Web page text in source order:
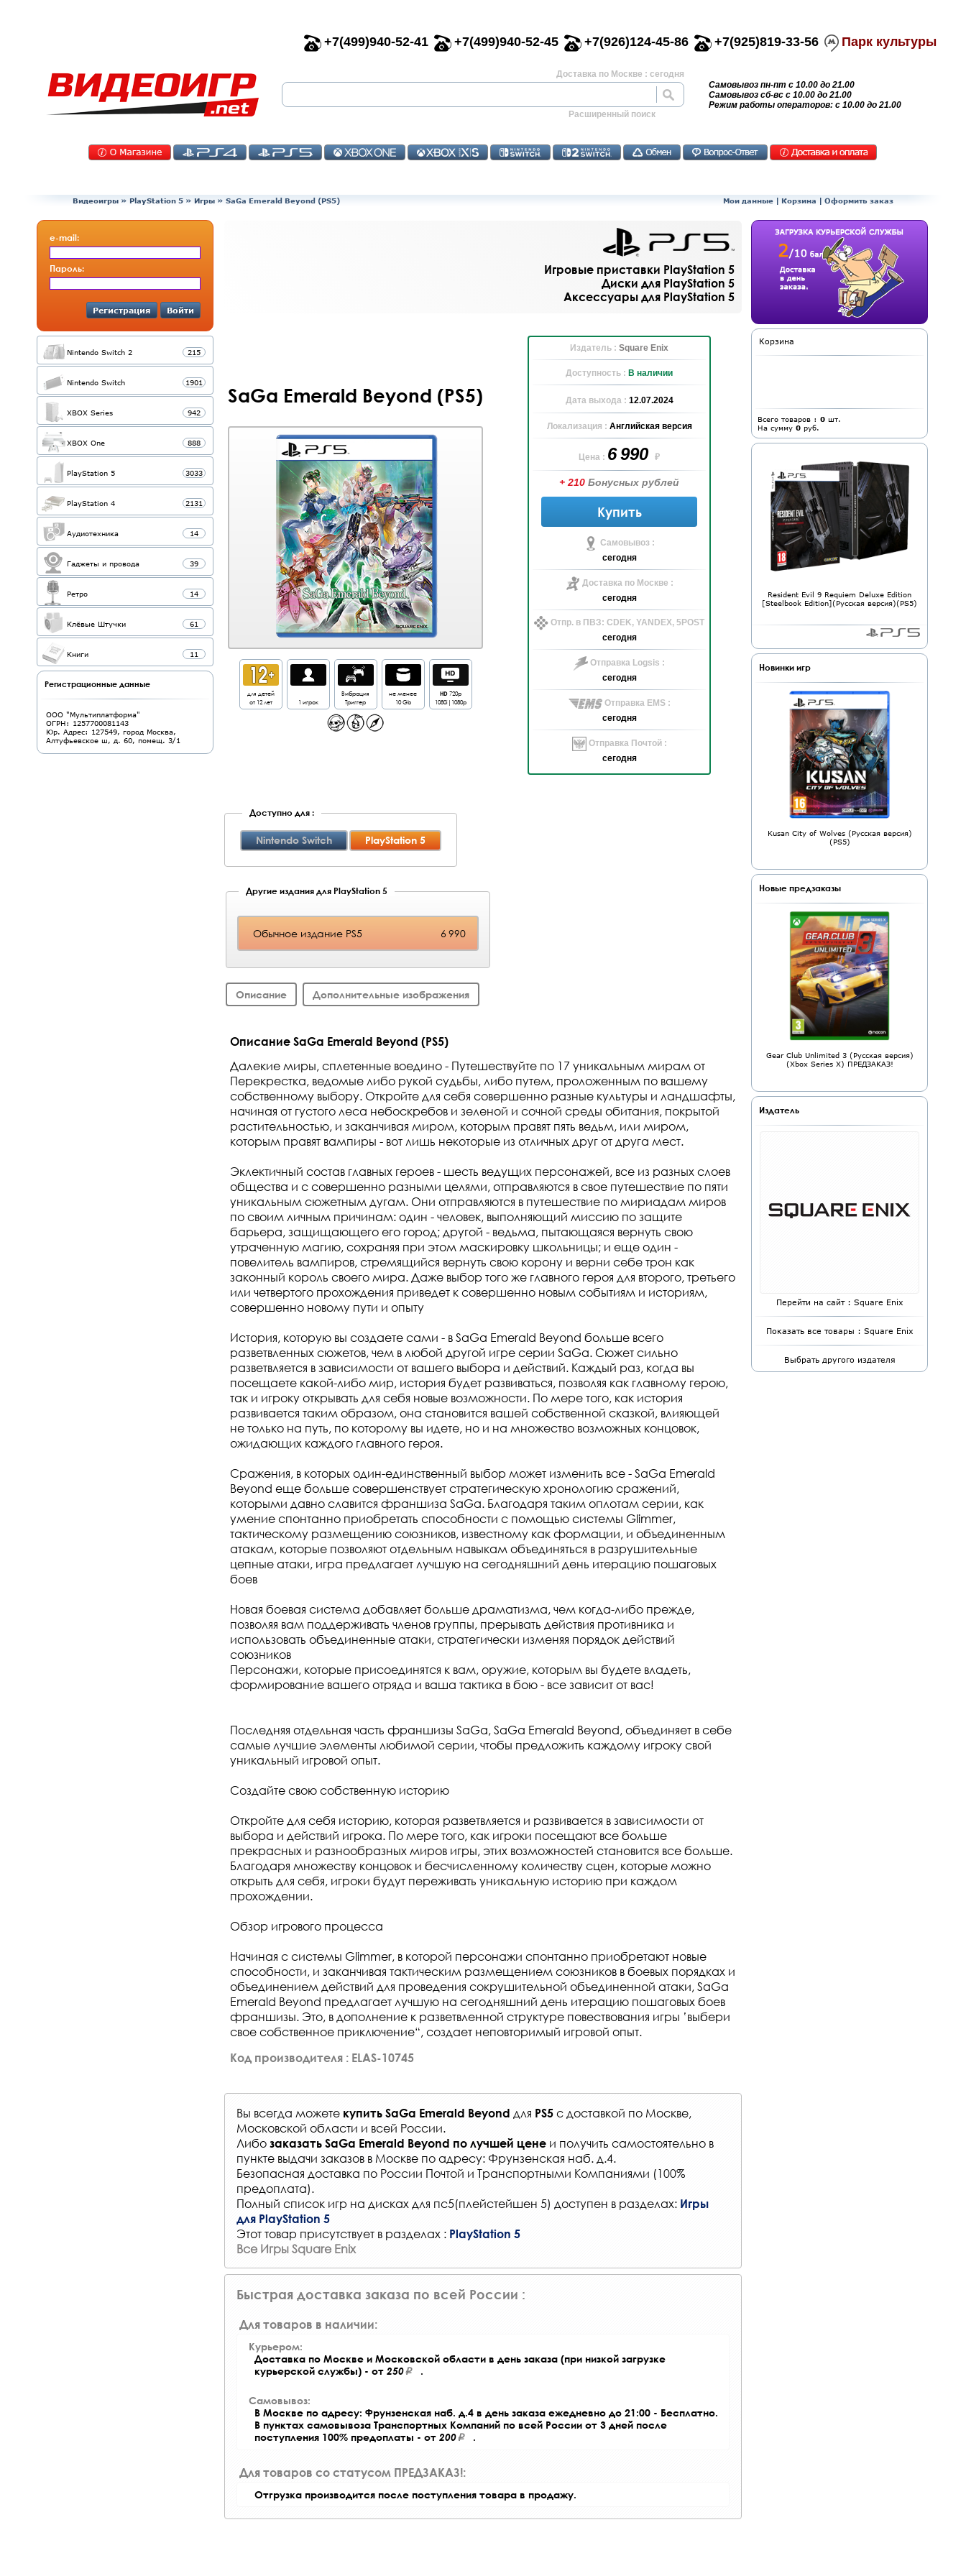
+7(499)940-52-41 +7(499)940-52-45 +7(926)124-45-86 +7(925)819-33-56 Парк культуры
Доставка по Москве : сегодня
Расширенный поиск
Самовывоз пн-пт с 10.00 до 21.00
Самовывоз сб-вс с 10.00 до 21.00
Режим работы операторов: с 10.00 до 21.00
Видеоигры » PlayStation 5 » Игры » SaGa Emerald Beyond (PS5) Мои данные | Корзина | Оформить заказ
e-mail:
Пароль:
Регистрация Войти
Nintendo Switch 2 215
Nintendo Switch 1901
XBOX Series 942
XBOX One 888
PlayStation 5 3033
PlayStation 4 2131
Аудиотехника 14
Гаджеты и провода 39
Ретро 14
Клёвые Штучки 61
Книги 11
Регистрационные данные
ООО "Мультиплатформа"
ОГРН: 1257700081143
Юр. Адрес: 127549, город Москва,
Алтуфьевское ш, д. 60, помещ. 3/1
Игровые приставки PlayStation 5
Диски для PlayStation 5
Аксессуары для PlayStation 5
SaGa Emerald Beyond (PS5)
для детей
от 12 лет
1 игрок
Вибрация
Триггер
не менее
10 Gb
HD720p
1080i|1080p
Издатель : Square Enix
Доступность : В наличии
Дата выхода : 12.07.2024
Локализация : Английская версия
Цена : 6 990 ₽
+ 210 Бонусных рублей
Купить
Самовывоз :
сегодня
Доставка по Москве :
сегодня
Отпр. в ПВЗ: CDEK, YANDEX, 5POST
сегодня
Отправка Logsis :
сегодня
Отправка EMS :
сегодня
Отправка Почтой :
сегодня
Доступно для :
Nintendo Switch PlayStation 5
Другие издания для PlayStation 5
Обычное издание PS5 6 990
Описание Дополнительные изображения
Описание SaGa Emerald Beyond (PS5)
Далекие миры, сплетенные воедино - Путешествуйте по 17 уникальным мирам от
Перекрестка, ведомые либо рукой судьбы, либо путем, проложенным по вашему
собственному выбору. Откройте для себя совершенно разные культуры и ландшафты,
начиная от густого леса небоскребов и зеленой и сочной среды обитания, покрытой
растительностью, и заканчивая миром, которым правят пять ведьм, или миром,
которым правят вампиры - вот лишь некоторые из отличных друг от друга мест.
Эклектичный состав главных героев - шесть ведущих персонажей, все из разных слоев
общества и с совершенно разными целями, отправляются в свое путешествие по пяти
уникальным сюжетным дугам. Они отправляются в путешествие по мириадам миров
по своим личным причинам: один - человек, выполняющий миссию по защите
барьера, защищающего его город; другой - ведьма, пытающаяся вернуть свою
утраченную магию, сохраняя при этом маскировку школьницы; и еще один -
повелитель вампиров, стремящийся вернуть свою корону и верни себе трон как
законный король своего мира. Даже выбор того же главного героя для второго, третьего
или четвертого прохождения приведет к совершенно новым событиям и историям,
совершенно новому пути и опыту
История, которую вы создаете сами - в SaGa Emerald Beyond больше всего
разветвленных сюжетов, чем в любой другой игре серии SaGa. Сюжет сильно
разветвляется в зависимости от вашего выбора и действий. Каждый раз, когда вы
посещаете какой-либо мир, история будет развиваться, позволяя как главному герою,
так и игроку открывать для себя новые возможности. По мере того, как история
развивается таким образом, она становится вашей собственной сказкой, влияющей
не только на путь, по которому вы идете, но и на множество возможных концовок,
ожидающих каждого главного героя.
Сражения, в которых один-единственный выбор может изменить все - SaGa Emerald
Beyond еще больше совершенствует стратегическую хронологию сражений,
которыми давно славится франшиза SaGa. Благодаря таким оплотам серии, как
умение спонтанно приобретать способности с помощью системы Glimmer,
тактическому размещению союзников, известному как формации, и объединенным
атакам, которые позволяют отдельным навыкам объединяться в разрушительные
цепные атаки, игра предлагает лучшую на сегодняшний день итерацию пошаговых
боев
Новая боевая система добавляет больше драматизма, чем когда-либо прежде,
позволяя вам поддерживать членов группы, прерывать действия противника и
использовать объединенные атаки, стратегически изменяя порядок действий
союзников
Персонажи, которые присоединятся к вам, оружие, которым вы будете владеть,
формирование вашего отряда и ваша тактика в бою - все зависит от вас!
Последняя отдельная часть франшизы SaGa, SaGa Emerald Beyond, объединяет в себе
самые лучшие элементы любимой серии, чтобы предложить каждому игроку свой
уникальный игровой опыт.
Создайте свою собственную историю
Откройте для себя историю, которая разветвляется и развивается в зависимости от
выбора и действий игрока. По мере того, как игроки посещают все больше
прекрасных и разнообразных миров игры, этих возможностей становится все больше.
Благодаря множеству концовок и бесчисленному количеству сцен, которые можно
открыть для себя, игроки будут переживать уникальную историю при каждом
прохождении.
Обзор игрового процесса
Начиная с системы Glimmer, в которой персонажи спонтанно приобретают новые
способности, и заканчивая тактическим размещением союзников в боевых порядках и
объединением действий для проведения сокрушительной объединенной атаки, SaGa
Emerald Beyond предлагает лучшую на сегодняшний день итерацию пошаговых боев
франшизы. Это, в дополнение к разветвленной структуре повествования игры ‛выбери
свое собственное приключение“, создает неповторимый игровой опыт.
Код производителя : ELAS-10745
Вы всегда можете купить SaGa Emerald Beyond для PS5 с доставкой по Москве,
Московской области и всей России.
Либо заказать SaGa Emerald Beyond по лучшей цене и получить самостоятельно в
пункте выдачи заказов в Москве по адресу: Фрунзенская наб. д.4.
Безопасная доставка по России Почтой и Транспортными Компаниями (100%
предоплата).
Полный список игр на дисках для пс5(плейстейшен 5) доступен в разделах: Игры
для PlayStation 5
Этот товар присутствует в разделах : PlayStation 5
Все Игры Square Enix
Быстрая доставка заказа по всей России :
Для товаров в наличии:
Курьером:
Доставка по Москве и Московской области в день заказа (при низкой загрузке
курьерской службы) - от 250 .
Самовывоз:
В Москве по адресу: Фрунзенская наб. д.4 в день заказа ежедневно до 21:00 - Бесплатно.
В пунктах самовывоза Транспортных Компаний по всей России от 3 дней после
поступления 100% предоплаты - от 200 .
Для товаров со статусом ПРЕДЗАКАЗ!:
Отгрузка производится после поступления товара в продажу.
Корзина
Всего товаров : 0 шт.
На сумму 0 руб.
Resident Evil 9 Requiem Deluxe Edition
[Steelbook Edition](Русская версия)(PS5)
Новинки игр
Kusan City of Wolves (Русская версия)
(PS5)
Новые предзаказы
Gear Club Unlimited 3 (Русская версия)
(Xbox Series X) ПРЕДЗАКАЗ!
Издатель
Перейти на сайт : Square Enix
Показать все товары : Square Enix
Выбрать другого издателя